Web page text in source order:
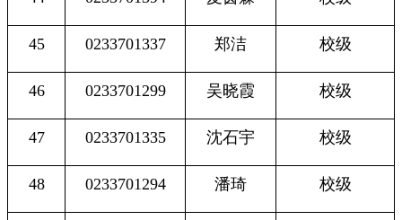
45 0233701337 郑洁 校级
46 0233701299 吴晓霞 校级
47 0233701335 沈石宇 校级
48 0233701294 潘琦 校级